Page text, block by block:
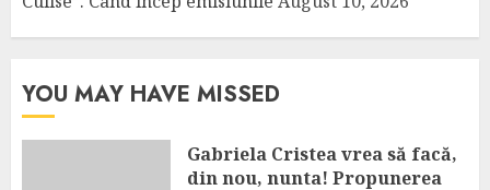
YOU MAY HAVE MISSED
Gabriela Cristea vrea să facă,
din nou, nunta! Propunerea